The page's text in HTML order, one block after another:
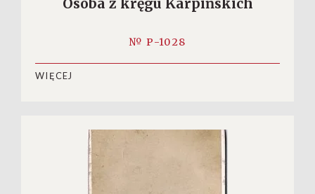
Osoba z kręgu Karpińskich
№ P-1028
WIĘCEJ